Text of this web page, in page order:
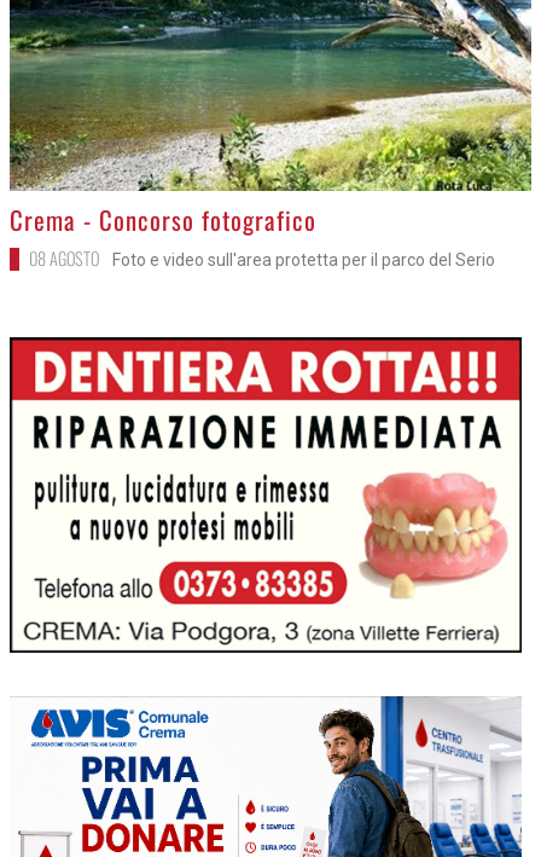
>
Crema - Concorso fotografico
08 AGOSTO Foto e video sull'area protetta per il parco del Serio